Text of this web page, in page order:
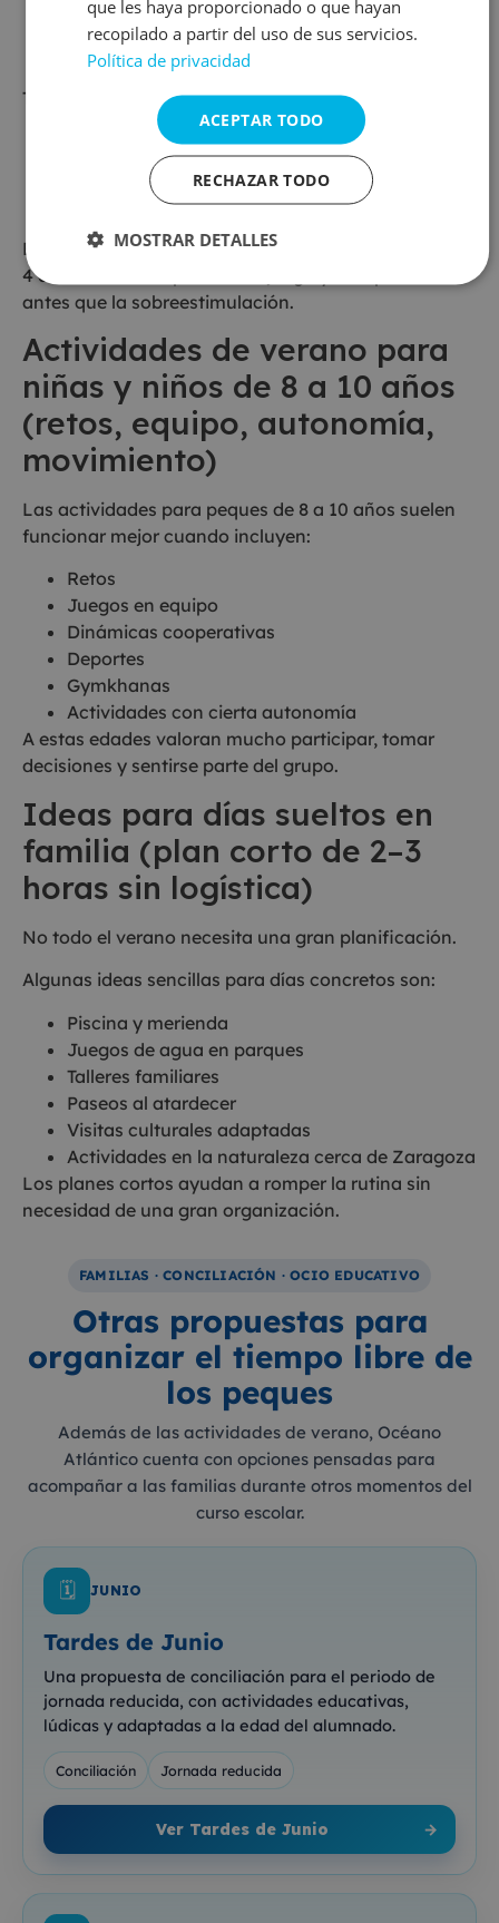
Agua
Actividades sensoriales
Espacios tranquilos y con sombra
También son muy recomendables:
Cuentacuentos
Psicomotricidad
En esta etapa, las actividades para niños y niñas de
4 a 5 años deben priorizar el juego y la exploración
antes que la sobreestimulación.
Actividades de verano para
niñas y niños de 8 a 10 años
(retos, equipo, autonomía,
movimiento)
Las actividades para peques de 8 a 10 años suelen
funcionar mejor cuando incluyen:
Retos
Juegos en equipo
Dinámicas cooperativas
Deportes
Gymkhanas
Actividades con cierta autonomía
A estas edades valoran mucho participar, tomar
decisiones y sentirse parte del grupo.
Ideas para días sueltos en
familia (plan corto de 2–3
horas sin logística)
No todo el verano necesita una gran planificación.
Algunas ideas sencillas para días concretos son:
Piscina y merienda
Juegos de agua en parques
Talleres familiares
Paseos al atardecer
Visitas culturales adaptadas
Actividades en la naturaleza cerca de Zaragoza
Los planes cortos ayudan a romper la rutina sin
necesidad de una gran organización.
FAMILIAS · CONCILIACIÓN · OCIO EDUCATIVO
Otras propuestas para
organizar el tiempo libre de
los peques
Además de las actividades de verano, Océano
Atlántico cuenta con opciones pensadas para
acompañar a las familias durante otros momentos del
curso escolar.
🗓️ JUNIO
Tardes de Junio
Una propuesta de conciliación para el periodo de
jornada reducida, con actividades educativas,
lúdicas y adaptadas a la edad del alumnado.
Conciliación Jornada reducida
Ver Tardes de Junio →
que les haya proporcionado o que hayan
recopilado a partir del uso de sus servicios.
Política de privacidad
ACEPTAR TODO
RECHAZAR TODO
MOSTRAR DETALLES